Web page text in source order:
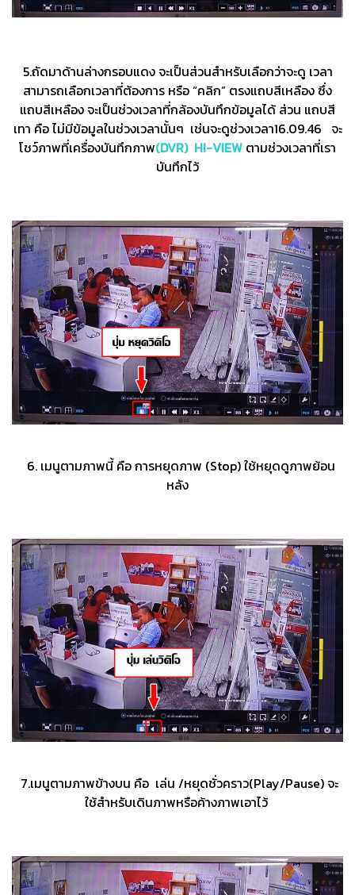
5.ถัดมาด้านล่างกรอบแดง จะเป็นส่วนสำหรับเลือกว่าจะดู เวลา
สามารถเลือกเวลาที่ต้องการ หรือ “คลิก” ตรงแถบสีเหลือง ซึ่ง
แถบสีเหลือง จะเป็นช่วงเวลาที่กล้องบันทึกข้อมูลได้ ส่วน แถบสี
เทา คือ ไม่มีข้อมูลในช่วงเวลานั้นๆ เช่นจะดูช่วงเวลา16.09.46 จะ
โชว์ภาพที่เครื่องบันทึกภาพ(DVR) HI-VIEW ตามช่วงเวลาที่เรา
บันทึกไว้
6. เมนูตามภาพนี้ คือ การหยุดภาพ (Stop) ใช้หยุดดูภาพย้อน
หลัง
7.เมนูตามภาพข้างบน คือ เล่น /หยุดชั่วคราว(Play/Pause) จะ
ใช้สำหรับเดินภาพหรือค้างภาพเอาไว้